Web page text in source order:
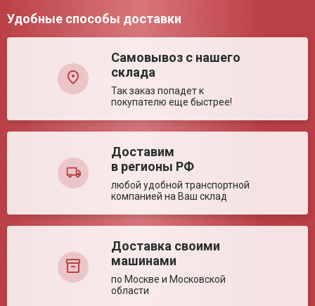
Материал рамы
Металлический сплав
установить кресло
над унитазом
Да
Съёмные
Передние шины
Цельнолитые
Механическая
Материал спинки и
Искусственная кожа
Съемные, Поворотные, Регулируемые по
Вес нетто (ед)
12.7 кг
Габариты упаковки
58*39*54.5 см
Регистрационное удостоверение РЗН
2025/25367
Перейти
Ваша оценка:
Удобные способы доставки
Самовывоз с нашего
склада
Так заказ попадет к
покупателю еще быстрее!
Доставим
в регионы РФ
любой удобной транспортной
компанией на Ваш склад
Доставка своими
машинами
по Москве и Московской
области